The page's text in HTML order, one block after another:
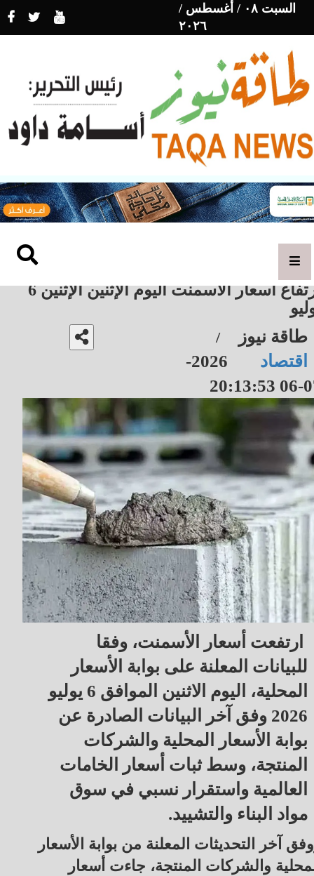
السبت ٠٨ / أغسطس /
٢٠٢٦
ارتفاع أسعار الأسمنت اليوم الإثنين الإثنين 6
طاقة نيوز /
اقتصاد
2026-
07-06
ارتفعت أسعار الأسمنت، وفقا
للبيانات المعلنة على بوابة الأسعار
المحلية، اليوم الاثنين الموافق 6 يوليو
2026 وفق آخر البيانات الصادرة عن
بوابة الأسعار المحلية والشركات
المنتجة، وسط ثبات أسعار الخامات
العالمية واستقرار نسبي في سوق
مواد البناء والتشييد.
آخر التحديثات المعلنة من بوابة الأسعار
والشركات المنتجة، جاءت أسعار